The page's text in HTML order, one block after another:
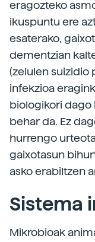
eragozteko
ikuspuntu ere
esaterako,
dementzian
(zelulen suizidio
infekzioa
biologikori dago
behar da. Ez
hurrengo
gaixotasun
asko erabiltzen
Sistema
Mikrobioak